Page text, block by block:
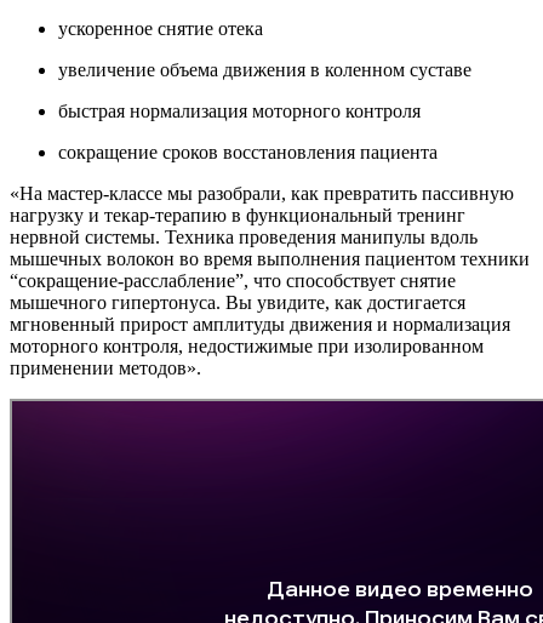
ускоренное снятие отека
увеличение объема движения в коленном суставе
быстрая нормализация моторного контроля
сокращение сроков восстановления пациента
«На мастер-классе мы разобрали, как превратить пассивную
нагрузку и текар-терапию в функциональный тренинг
нервной системы. Техника проведения манипулы вдоль
мышечных волокон во время выполнения пациентом техники
“сокращение-расслабление”, что способствует снятие
мышечного гипертонуса. Вы увидите, как достигается
мгновенный прирост амплитуды движения и нормализация
моторного контроля, недостижимые при изолированном
применении методов».